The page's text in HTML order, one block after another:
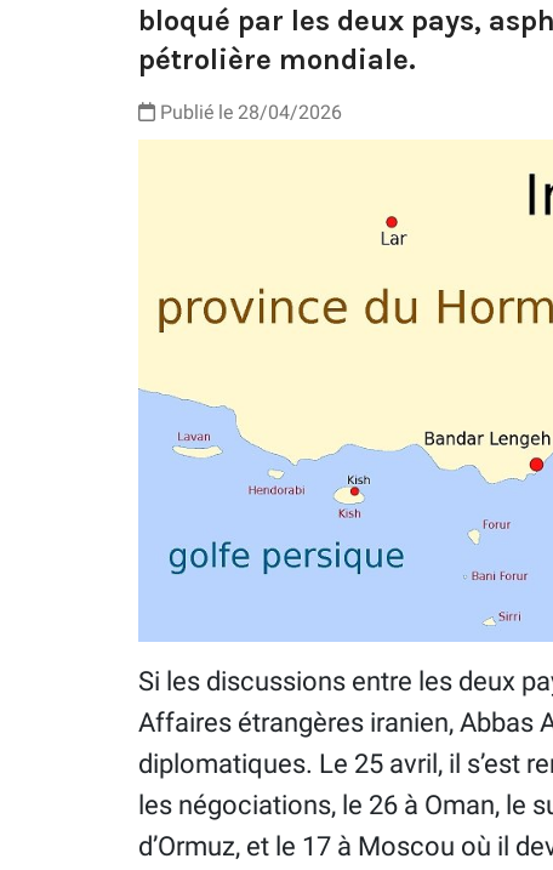
bloqué par les deux pays,
pétrolière mondiale.
Publié le 28/04/2026
Si les discussions entre les deux
Affaires étrangères iranien, Abbas
diplomatiques. Le 25 avril, il s’est
les négociations, le 26 à Oman, le
d’Ormuz, et le 17 à Moscou où il